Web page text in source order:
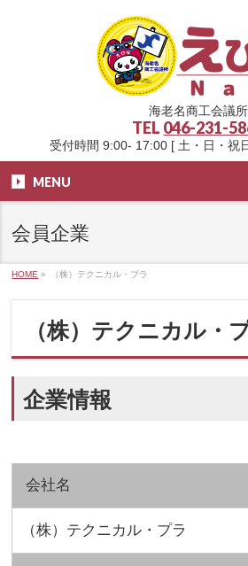
海老名商工会議所
TEL 046-231-
受付時間 9:00- 17:00 [ 土・日・祝
MENU
会員企業
HOME » （株）テクニカル・プラ
（株）テクニカル・
企業情報
会社名
（株）テクニカル・プラ